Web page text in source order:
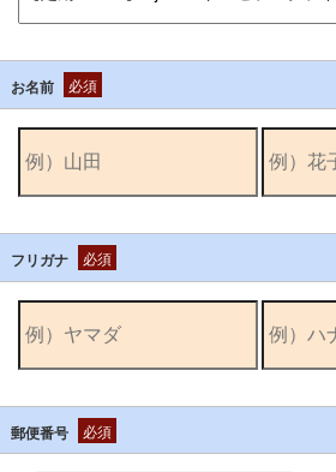
お名前 必須
フリガナ 必須
郵便番号 必須